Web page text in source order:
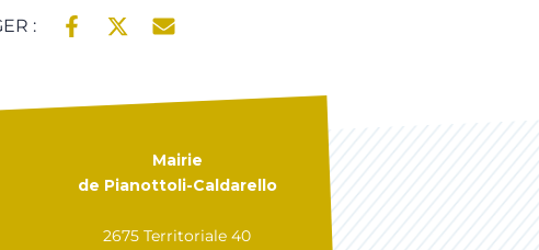
:
Mairie
de Pianottoli-Caldarello
2675 Territoriale 40